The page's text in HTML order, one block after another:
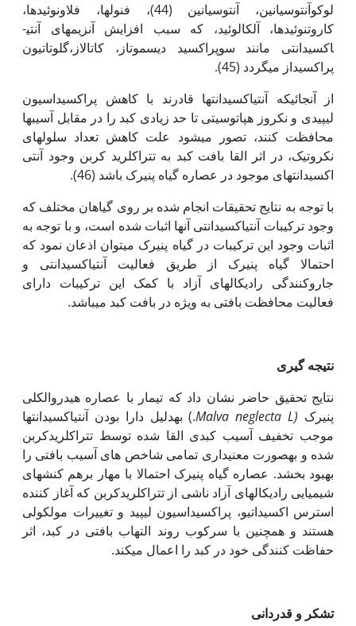
لوکوآنتوسیانین، آنتوسیانین (44)، فنول­ها، فلاونوئیدها،
کاروتنوئیدها، آلکالوئید، که سبب افزایش آنزیم­های آنتی­
اکسیدانتی مانند سوپراکسید دیسموتاز، کاتالاز،گلوتاتیون
پراکسیداز می‏گردد (45).
از آنجائی‏که آنتی­اکسیدانت­ها قادرند با کاهش پراکسیداسیون
لیپیدی و نکروز هپاتوسیتی تا حد زیادی کبد را در مقابل آسیب­ها
محافظت کنند، تصور می­شود علت کاهش تعداد سلول‏های
نکروتیک، در اثر القا بافت کبد به تتراکلرید کربن وجود آنتی
اکسیدانت­های موجود در عصاره گیاه پنیرک باشد (46).
با توجه به نتایج تحقیقات انجام شده بر روی گیاهان مختلف که
وجود ترکیبات آنتی­اکسیدانتی آن‏ها اثبات شده است، و با توجه به
اثبات وجود این ترکیبات در گیاه پنیرک می­توان اذعان نمود که
احتمالا گیاه پنیرک از طریق فعالیت آنتی­اکسیدانتی و
جاروکنندگی رادیکال‏های آزاد با کمک این ترکیبات دارای
فعالیت محافظت بافتی به ویژه در بافت کبد می­باشد.
نتیجه گیری
نتایج تحقیق حاضر نشان داد که تیمار با عصاره هیدروالکلی
پنیرک (Malva neglecta L
.) به‏دلیل دارا بودن آنتی‏اکسیدانت‏ها
موجب تخفیف آسیب کبدی القا شده توسط تتراکلرید­کربن
شده و به‏صورت معنی­داری تمامی شاخص های آسیب بافتی را
بهبود بخشد. عصاره گیاه پنیرک احتمالا با مهار برهم کنش­های
شیمیایی رادیکال­های آزاد ناشی از تتراکلریدکربن که آغاز کننده
استرس اکسیداتیو، پراکسیداسیون لیپید و تغییرات مولکولی
هستند و همچنین با سرکوب روند التهاب بافتی در کبد، اثر
حفاظت کنندگی خود در کبد را اعمال می‏کند.
تشکر و قدردانی